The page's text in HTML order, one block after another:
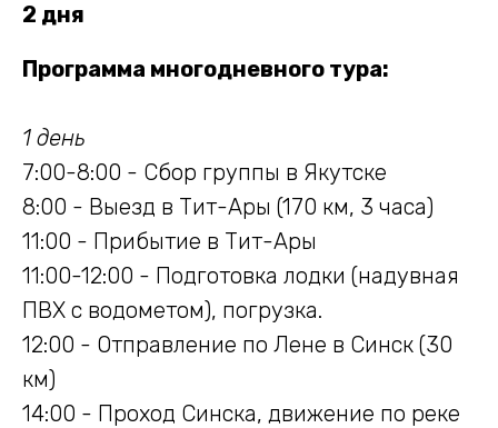
2 дня
Программа многодневного тура:
1 день
7:00-8:00 - Сбор группы в Якутске
8:00 - Выезд в Тит-Ары (170 км, 3 часа)
11:00 - Прибытие в Тит-Ары
11:00-12:00 - Подготовка лодки (надувная
ПВХ с водометом), погрузка.
12:00 - Отправление по Лене в Синск (30
км)
14:00 - Проход Синска, движение по реке